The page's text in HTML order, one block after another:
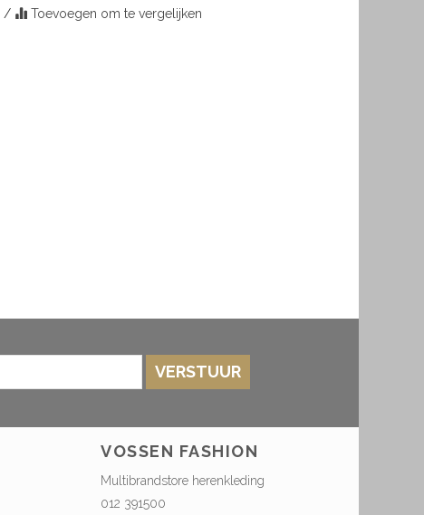
/ Toevoegen om te vergelijken
VERSTUUR
VOSSEN FASHION
Multibrandstore herenkleding
012 391500